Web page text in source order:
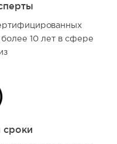
10 лет в сфере
сроки